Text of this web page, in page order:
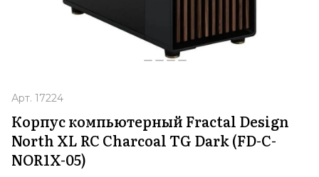
Арт. 17224
Корпус компьютерный Fractal Design
North XL RC Charcoal TG Dark (FD-C-
NOR1X-05)